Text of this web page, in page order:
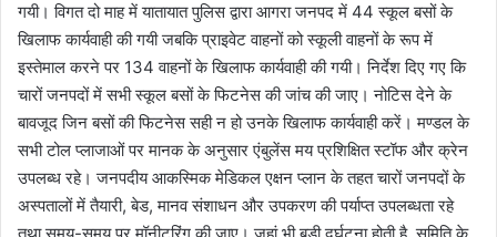
गयी। विगत दो माह में यातायात पुलिस द्वारा आगरा जनपद में 44 स्कूल बसों के
खिलाफ कार्यवाही की गयी जबकि प्राइवेट वाहनों को स्कूली वाहनों के रूप में
इस्तेमाल करने पर 134 वाहनों के खिलाफ कार्यवाही की गयी। निर्देश दिए गए कि
चारों जनपदों में सभी स्कूल बसों के फिटनेस की जांच की जाए। नोटिस देने के
बावजूद जिन बसों की फिटनेस सही न हो उनके खिलाफ कार्यवाही करें। मण्डल के
सभी टोल प्लाजाओं पर मानक के अनुसार एंबुलेंस मय प्रशिक्षित स्टॉफ और क्रेन
उपलब्ध रहे। जनपदीय आकस्मिक मेडिकल एक्षन प्लान के तहत चारों जनपदों के
अस्पतालों में तैयारी, बेड, मानव संशाधन और उपकरण की पर्याप्त उपलब्धता रहे